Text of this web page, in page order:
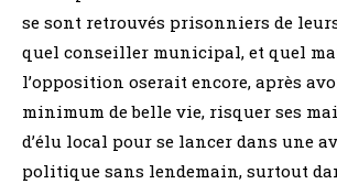
se sont retrouvés prisonniers de
quel conseiller municipal, et quel
l’opposition oserait encore, après
minimum de belle vie, risquer ses
d’élu local pour se lancer dans une
politique sans lendemain, surtout